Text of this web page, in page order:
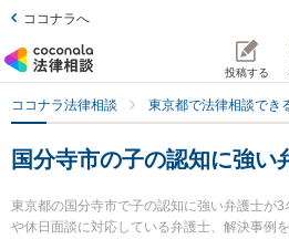
ココナラへ
投稿する
ココナラ法律相談 東京都で法律相談でき
国分寺市の子の認知に強い
東京都の国分寺市で子の認知に強い弁護士が
や休日面談に対応している弁護士、解決事例